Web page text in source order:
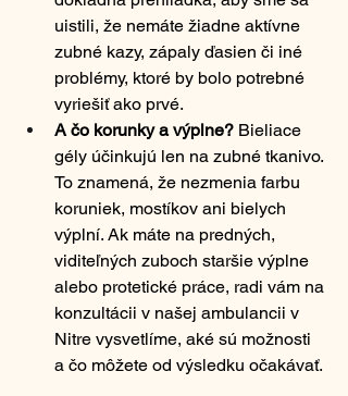
uistili, že nemáte žiadne aktívne
zubné kazy, zápaly ďasien či iné
problémy, ktoré by bolo potrebné
vyriešiť ako prvé.
A čo korunky a výplne? Bieliace
gély účinkujú len na zubné tkanivo.
To znamená, že nezmenia farbu
koruniek, mostíkov ani bielych
výplní. Ak máte na predných,
viditeľných zuboch staršie výplne
alebo protetické práce, radi vám na
konzultácii v našej ambulancii v
Nitre vysvetlíme, aké sú možnosti
a čo môžete od výsledku očakávať.